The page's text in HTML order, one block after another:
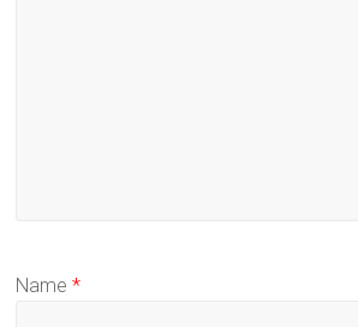
Name*